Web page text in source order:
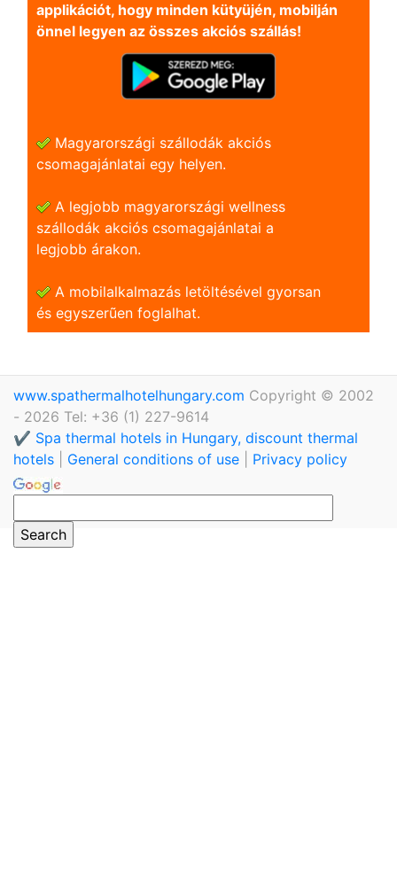
applikációt, hogy minden kütyüjén, mobilján
önnel legyen az összes akciós szállás!
Magyarországi szállodák akciós
csomagajánlatai egy helyen.
A legjobb magyarországi wellness
szállodák akciós csomagajánlatai a
legjobb árakon.
A mobilalkalmazás letöltésével gyorsan
és egyszerũen foglalhat.
www.spathermalhotelhungary.com Copyright © 2002
- 2026 Tel: +36 (1) 227-9614
✔️ Spa thermal hotels in Hungary, discount thermal
hotels
General conditions of use Privacy policy